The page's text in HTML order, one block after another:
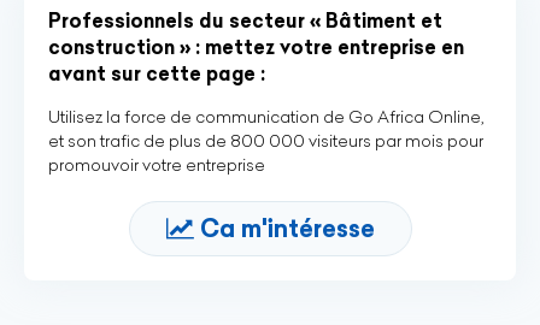
Professionnels du secteur « Bâtiment et
construction » : mettez votre entreprise en
avant sur cette page :
Utilisez la force de communication de Go Africa Online,
et son trafic de plus de 800 000 visiteurs par mois pour
promouvoir votre entreprise
Ca m'intéresse